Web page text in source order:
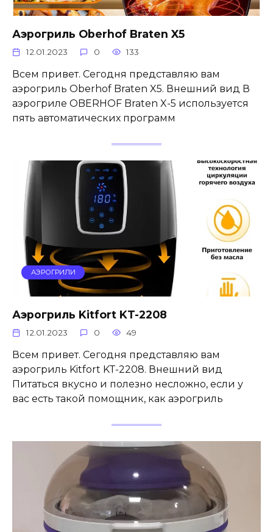
Аэрогриль Oberhof Braten X5
12.01.2023 0 133
Всем привет. Сегодня представляю вам
аэрогриль Oberhof Braten X5. Внешний вид В
аэрогриле OBERHOF Braten X-5 используется
пять автоматических программ
АЭРОГРИЛИ
Аэрогриль Kitfort KT-2208
12.01.2023 0 49
Всем привет. Сегодня представляю вам
аэрогриль Kitfort KT-2208. Внешний вид
Питаться вкусно и полезно несложно, если у
вас есть такой помощник, как аэрогриль